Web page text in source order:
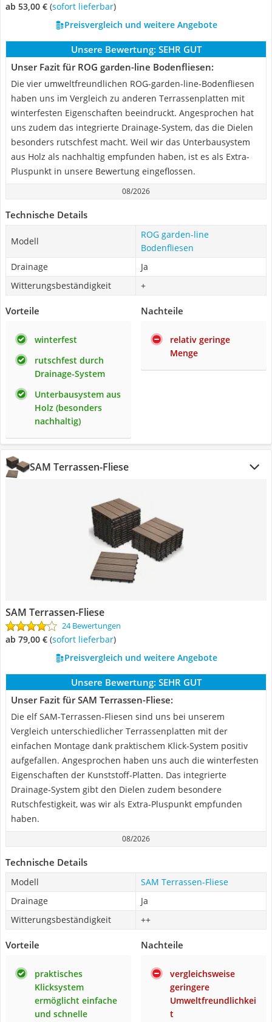
ab 53,00 € ( Sofort lieferbar)
Preisvergleich und weitere Angebote
Unsere Bewertung: SEHR GUT
Unser Fazit für ROG garden-line Bodenfliesen:
Die vier umweltfreundlichen ROG-garden-line-Bodenfliesen
haben uns im Vergleich zu anderen Terrassenplatten mit
winterfesten Eigenschaften beeindruckt. Angesprochen hat
uns zudem das integrierte Drainage-System, das die Dielen
besonders rutschfest macht. Weil wir das Unterbausystem
aus Holz als nachhaltig empfunden haben, ist es als Extra-
Pluspunkt in unsere Bewertung eingeflossen.
08/2026
Technische Details
Modell
ROG garden-line
Bodenfliesen
Drainage
Ja
Witterungsbeständigkeit
+
Vorteile
winterfest
rutschfest durch
Drainage-System
Unterbausystem aus
Holz (besonders
nachhaltig)
Nachteile
relativ geringe
Menge
SAM Terrassen-Fliese
SAM Terrassen-Fliese
24 Bewertungen
ab 79,00 € ( Sofort lieferbar)
Preisvergleich und weitere Angebote
Unsere Bewertung: SEHR GUT
Unser Fazit für SAM Terrassen-Fliese:
Die elf SAM-Terrassen-Fliesen sind uns bei unserem
Vergleich unterschiedlicher Terrassenplatten mit der
einfachen Montage dank praktischem Klick-System positiv
aufgefallen. Angesprochen haben uns auch die winterfesten
Eigenschaften der Kunststoff-Platten. Das integrierte
Drainage-System gibt den Dielen zudem besondere
Rutschfestigkeit, was wir als Extra-Pluspunkt empfunden
haben.
08/2026
Technische Details
Modell
SAM Terrassen-Fliese
Drainage
Ja
Witterungsbeständigkeit
++
Vorteile
praktisches
Klicksystem
ermöglicht einfache
und schnelle
Nachteile
vergleichsweise
geringere
Umweltfreundlichkei
t